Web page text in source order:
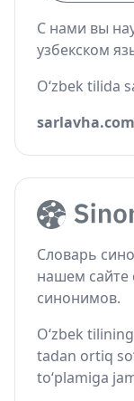
С нами вы
узбекском
O‘zbek tilida
sarlavha.com
Словарь
нашем сайте
синонимов.
O‘zbek
tadan ortiq
to‘plamiga